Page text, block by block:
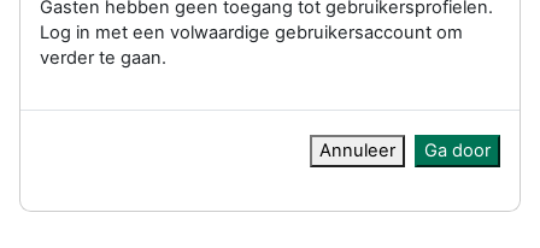
Gasten hebben geen toegang tot gebruikersprofielen.
Log in met een volwaardige gebruikersaccount om
verder te gaan.
Annuleer Ga door